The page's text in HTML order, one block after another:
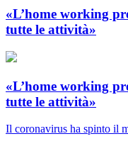
«L’home working
tutte le attività»
«L’home working
tutte le attività»
Il coronavirus ha spinto il